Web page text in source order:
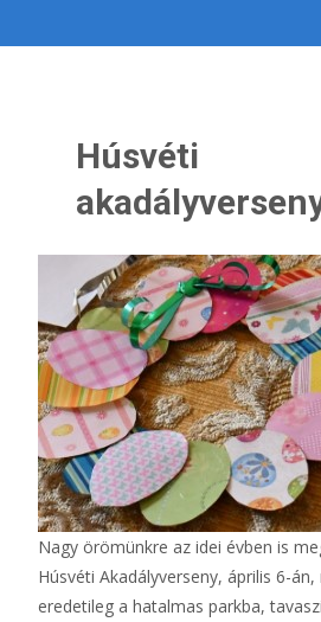
Húsvéti
Nagy örömünkre az idei évben is
Húsvéti Akadályverseny, április 6-
eredetileg a hatalmas parkba,